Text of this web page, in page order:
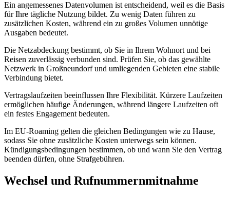
Ein angemessenes Datenvolumen ist entscheidend, weil es die Basis
für Ihre tägliche Nutzung bildet. Zu wenig Daten führen zu
zusätzlichen Kosten, während ein zu großes Volumen unnötige
Ausgaben bedeutet.
Die Netzabdeckung bestimmt, ob Sie in Ihrem Wohnort und bei
Reisen zuverlässig verbunden sind. Prüfen Sie, ob das gewählte
Netzwerk in Großneundorf und umliegenden Gebieten eine stabile
Verbindung bietet.
Vertragslaufzeiten beeinflussen Ihre Flexibilität. Kürzere Laufzeiten
ermöglichen häufige Änderungen, während längere Laufzeiten oft
ein festes Engagement bedeuten.
Im EU-Roaming gelten die gleichen Bedingungen wie zu Hause,
sodass Sie ohne zusätzliche Kosten unterwegs sein können.
Kündigungsbedingungen bestimmen, ob und wann Sie den Vertrag
beenden dürfen, ohne Strafgebühren.
Wechsel und Rufnummernmitnahme